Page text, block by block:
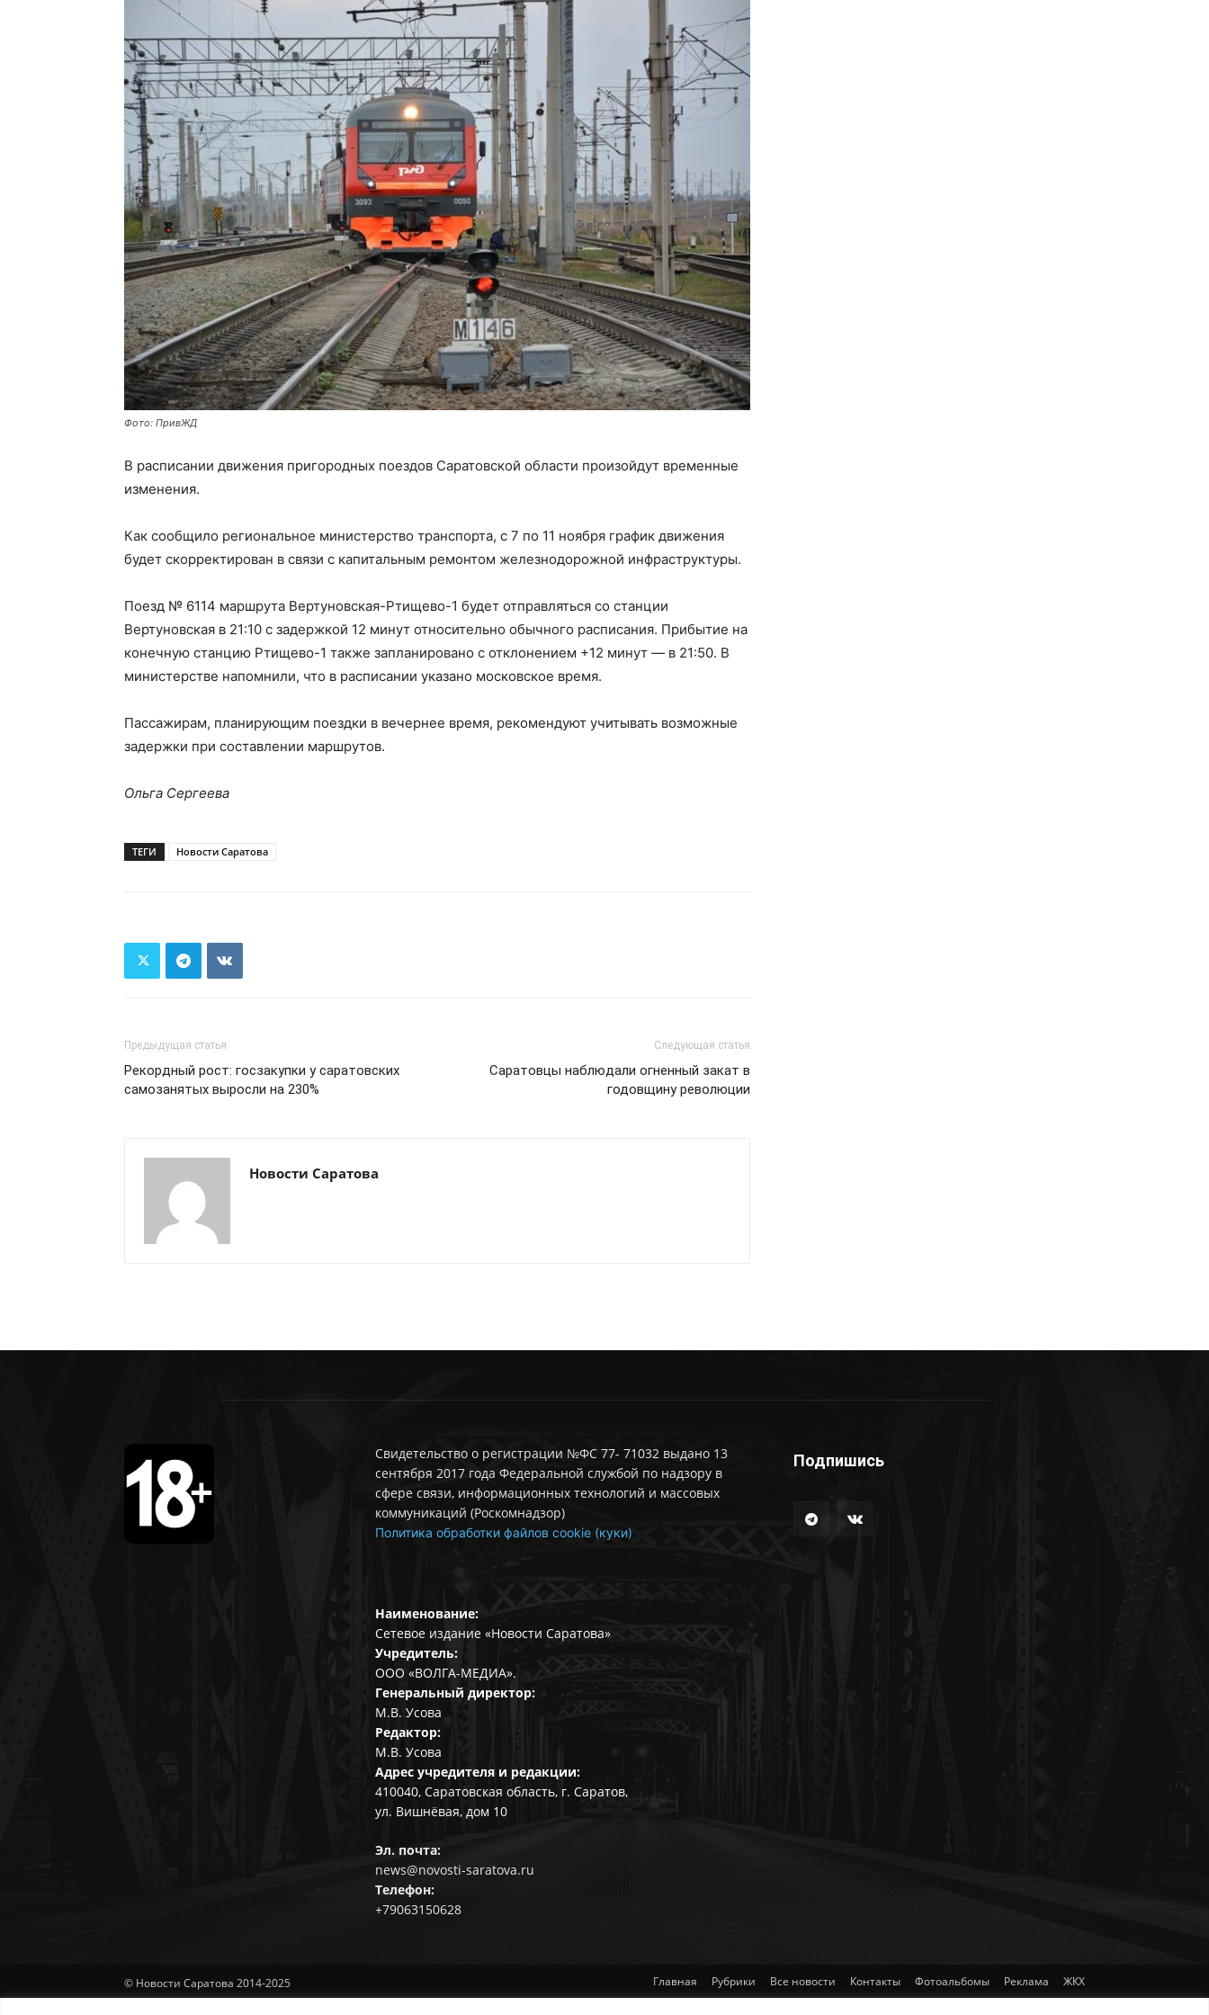
Фото: ПривЖД
В расписании движения пригородных поездов Саратовской области произойдут временные
изменения.
Как сообщило региональное министерство транспорта, с 7 по 11 ноября график движения
будет скорректирован в связи с капитальным ремонтом железнодорожной инфраструктуры.
Поезд № 6114 маршрута Вертуновская-Ртищево-1 будет отправляться со станции
Вертуновская в 21:10 с задержкой 12 минут относительно обычного расписания. Прибытие на
конечную станцию Ртищево-1 также запланировано с отклонением +12 минут — в 21:50. В
министерстве напомнили, что в расписании указано московское время.
Пассажирам, планирующим поездки в вечернее время, рекомендуют учитывать возможные
задержки при составлении маршрутов.
Ольга Сергеева
ТЕГИ Новости Саратова
Предыдущая статья
Рекордный рост: госзакупки у саратовских
самозанятых выросли на 230%
Следующая статья
Саратовцы наблюдали огненный закат в
годовщину революции
Новости Саратова
Свидетельство о регистрации №ФС 77- 71032 выдано 13
сентября 2017 года Федеральной службой по надзору в
сфере связи, информационных технологий и массовых
коммуникаций (Роскомнадзор)
Политика обработки файлов cookie (куки)
Наименование:
Сетевое издание «Новости Саратова»
Учредитель:
ООО «ВОЛГА-МЕДИА».
Генеральный директор:
М.В. Усова
Редактор:
М.В. Усова
Адрес учредителя и редакции:
410040, Саратовская область, г. Саратов,
ул. Вишнёвая, дом 10
Эл. почта:
news@novosti-saratova.ru
Телефон:
+79063150628
Подпишись
© Новости Саратова 2014-2025 Главная Рубрики Все новости Контакты Фотоальбомы Реклама ЖКХ